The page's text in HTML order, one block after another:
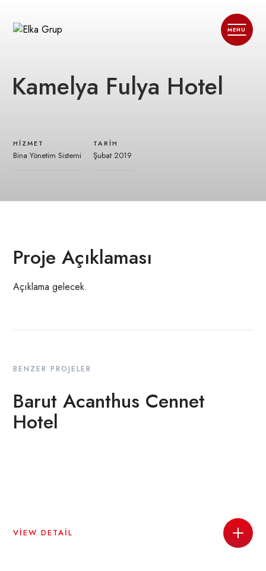
Kamelya Fulya Hotel
HIZMET
Bina Yönetim Sistemi
TARIH
Şubat 2019
Proje Açıklaması
Açıklama gelecek.
BENZER PROJELER
Barut Acanthus Cennet
Hotel
VIEW DETAIL